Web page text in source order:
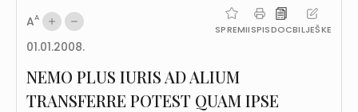
AA
SPREMIISPISDOCBILJEŠKE
01.01.2008.
NEMO PLUS IURIS AD ALIUM
TRANSFERRE POTEST QUAM IPSE